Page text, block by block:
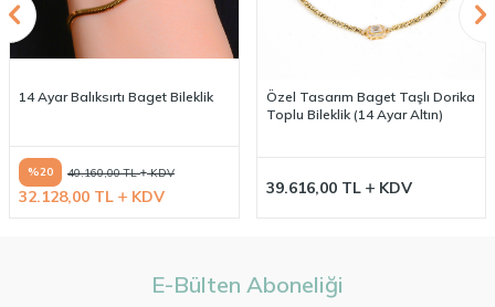
14 Ayar Balıksırtı Baget Bileklik
%20 40.160,00TL KDV
32.128,00 TL KDV
Özel Tasarım Baget Taşlı Dorika
Toplu Bileklik (14 Ayar Altın)
39.616,00TL KDV
E-Bülten Aboneliği